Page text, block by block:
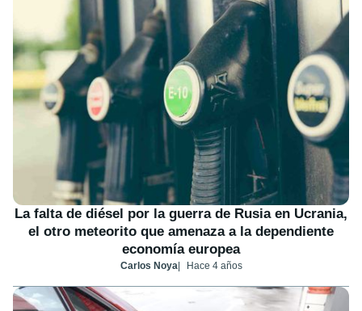
La falta de diésel por la guerra de Rusia en Ucrania,
el otro meteorito que amenaza a la dependiente
economía europea
Carlos Noya Hace 4 años